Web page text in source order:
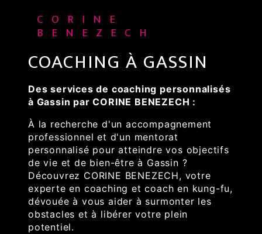
CORINE
BENEZECH
COACHING À GASSIN
Des services de coaching personnalisés
à Gassin par CORINE BENEZECH :
À la recherche d'un accompagnement
professionnel et d'un mentorat
personnalisé pour atteindre vos objectifs
de vie et de bien-être à Gassin ?
Découvrez CORINE BENEZECH, votre
experte en coaching et coach en kung-fu,
dévouée à vous aider à surmonter les
obstacles et à libérer votre plein
potentiel.